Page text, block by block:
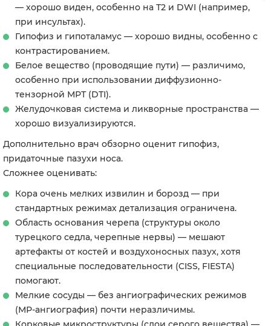
— хорошо виден, особенно на Т2 и DWI (например,
при инсультах).
Гипофиз и гипоталамус — хорошо видны, особенно с
контрастированием.
Белое вещество (проводящие пути) — различимо,
особенно при использовании диффузионно-
тензорной МРТ (DTI).
Желудочковая система и ликворные пространства —
хорошо визуализируются.
Дополнительно врач обзорно оценит гипофиз,
придаточные пазухи носа.
Сложнее оценивать:
Кора очень мелких извилин и борозд — при
стандартных режимах детализация ограничена.
Область основания черепа (структуры около
турецкого седла, черепные нервы) — мешают
артефакты от костей и воздухоносных пазух, хотя
специальные последовательности (CISS, FIESTA)
помогают.
Мелкие сосуды — без ангиографических режимов
(МР-ангиография) почти неразличимы.